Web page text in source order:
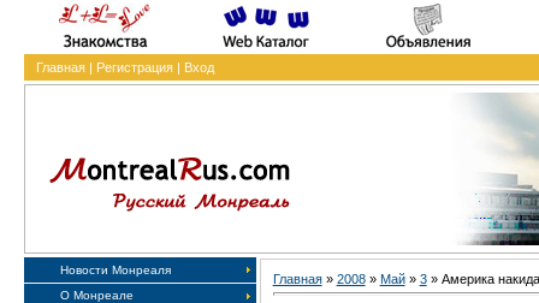
Главная| Регистрация| Вход
Новости Монреаля
О Монреале
Главная» 2008 » Май » 3» Америка